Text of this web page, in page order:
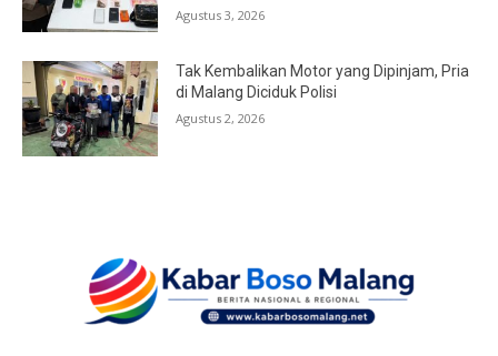
Agustus 3, 2026
Tak Kembalikan Motor yang Dipinjam, Pria
di Malang Diciduk Polisi
Agustus 2, 2026